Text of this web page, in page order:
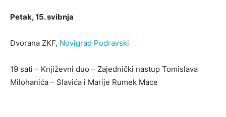
Petak, 15. svibnja
Dvorana ZKF, Novigrad Podravski
19 sati – Književni duo – Zajednički nastup Tomislava
Milohanića – Slavića i Marije Rumek Mace